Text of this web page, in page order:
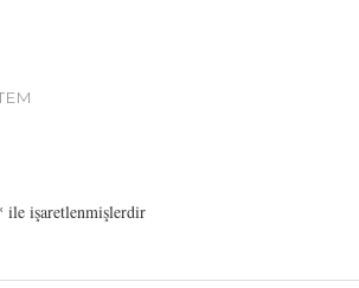
ile işaretlenmişlerdir